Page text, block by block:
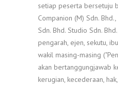
setiap peserta bersetuju
Companion (M) Sdn.
Sdn. Bhd. Studio Sdn.
pengarah, ejen, sekutu,
wakil masing-masing
akan bertanggungjawab
kerugian, kecederaan,